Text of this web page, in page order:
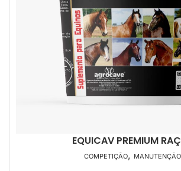
EQUICAV PREMIUM
COMPETIÇÃO, MANUTENÇÃO